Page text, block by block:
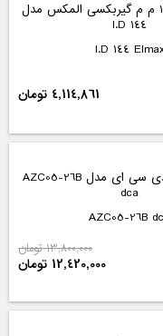
دریل چکشی 13 م م گیربکسی المکس مدل
I.D 144
I.D 144
4,114,861 تومان
دریل بتن کن دی سی ای مدل AZC05-26B
dca
AZC05-26B
13,800,000 تومان
12,420,000 تومان